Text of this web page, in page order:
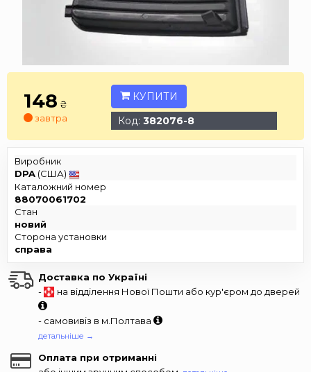
148 ₴
завтра
КУПИТИ
Код: 382076-8
Виробник
DPA (США)
Каталожний номер
88070061702
Стан
новий
Сторона установки
справа
Доставка по Україні
-
на відділення Нової Пошти або кур'єром до дверей
- самовивіз в м.Полтава
детальніше →
Оплата при отриманні